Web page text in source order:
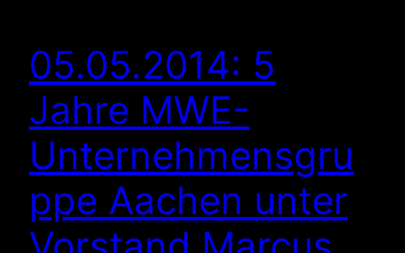
05.05.2014: 5
Jahre MWE-
Unternehmensgru
ppe Aachen unter